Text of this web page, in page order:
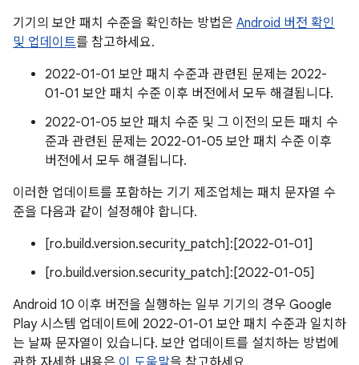
기기의 보안 패치 수준을 확인하는 방법은 Android 버전 확인
및 업데이트를 참고하세요.
2022-01-01 보안 패치 수준과 관련된 문제는 2022-
01-01 보안 패치 수준 이후 버전에서 모두 해결됩니다.
2022-01-05 보안 패치 수준 및 그 이전의 모든 패치 수
준과 관련된 문제는 2022-01-05 보안 패치 수준 이후
버전에서 모두 해결됩니다.
이러한 업데이트를 포함하는 기기 제조업체는 패치 문자열 수
준을 다음과 같이 설정해야 합니다.
[ro.build.version.security_patch]:[2022-01-01]
[ro.build.version.security_patch]:[2022-01-05]
Android 10 이후 버전을 실행하는 일부 기기의 경우 Google
Play 시스템 업데이트에 2022-01-01 보안 패치 수준과 일치하
는 날짜 문자열이 있습니다. 보안 업데이트를 설치하는 방법에